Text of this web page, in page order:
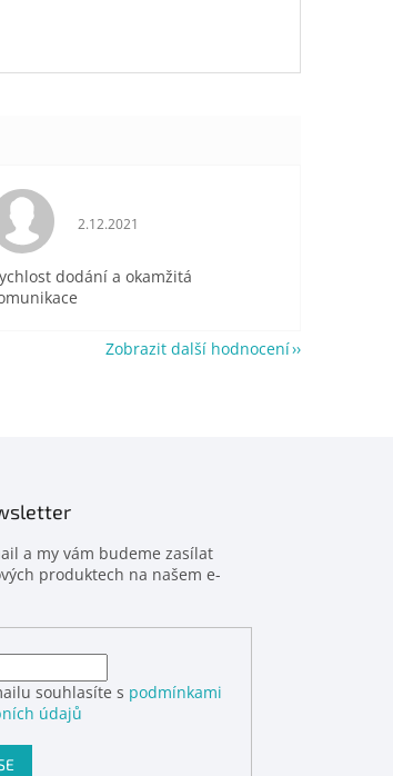
Hodnocení obchodu je 5 z 5 hvězdiček.
2.12.2021
dodání a okamžitá
Zobrazit další hodnocení
a my vám budeme zasílat
produktech na našem e-
souhlasíte s podmínkami
údajů